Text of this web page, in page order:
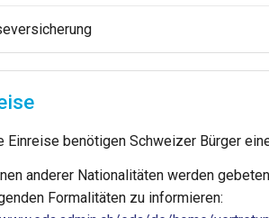
Einreise benötigen Schweizer Bürger
anderer Nationalitäten werden
Formalitäten zu informieren: